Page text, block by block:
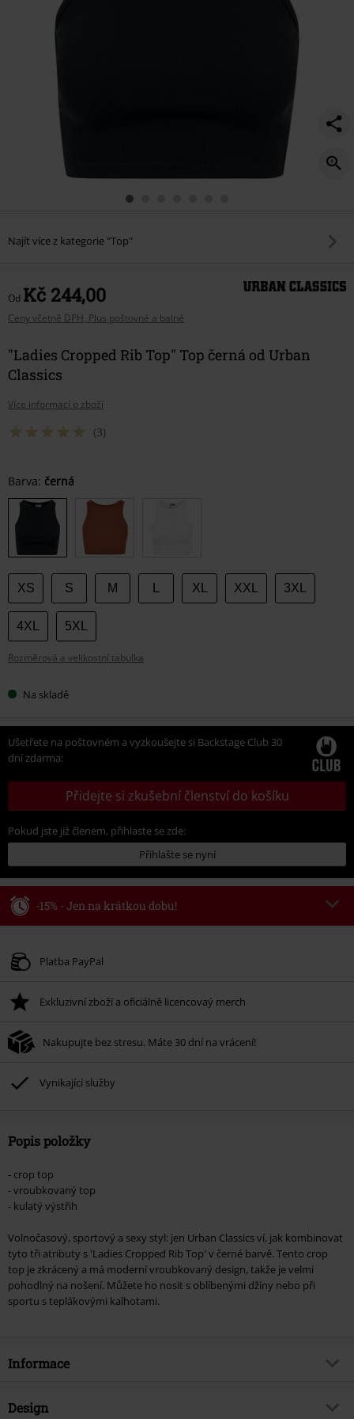
Najít více z kategorie "Top"
Od Kč 244,00
Ceny včetně DPH, Plus poštovné a balné
"Ladies Cropped Rib Top" Top černá od Urban
Classics
Více informací o zboží
(3)
Vyberte
si
velikost
Barva: černá
XS S M XL XXL 3XL
4XL 5XL
Rozměrová a velikostní tabulka
Na skladě
Ušetřete na poštovném a vyzkoušejte si Backstage Club 30
dní zdarma:
Přidejte si zkušební členství do košíku
Pokud jste již členem, přihlaste se zde:
Přihlašte se nyní
-15% - Jen na krátkou dobu!
Platné do 8/9/26
Po zadání kódu v košíku, se sleva uplatní automaticky.
Nelze kombinovat s jinými akciovými kódy. Sleva se nevztahuje na: knihy,
média, vstupenky, Rammstein, (Till) Lindemann, Böhse Onkelz, Broilers, Die
podpoříte nadaci.
Platba PayPal
Exkluzivní zboží a oficiálně licencovaý merch
Nakupujte bez stresu. Máte 30 dní na vrácení!
Vynikající služby
Popis položky
- crop top
- vroubkovaný top
- kulatý výstřih
Volnočasový, sportový a sexy styl: jen Urban Classics ví, jak kombinovat
tyto tři atributy s 'Ladies Cropped Rib Top' v černé barvě. Tento crop
top je zkrácený a má moderní vroubkovaný design, takže je velmi
pohodlný na nošení. Můžete ho nosit s oblíbenými džíny nebo při
sportu s teplákovými kalhotami.
Informace
Zboží č.
Design